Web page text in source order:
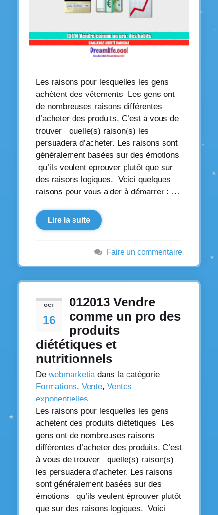
Les raisons pour lesquelles les gens
achètent des vêtements Les gens ont
de nombreuses raisons différentes
d’acheter des produits. C’est à vous de
trouver quelle(s) raison(s) les
persuadera d’acheter. Les raisons sont
généralement basées sur des émotions
qu’ils veulent éprouver plutôt que sur
des raisons logiques. Voici quelques
raisons pour vous aider à démarrer : …
Lire la suite
Faire un commentaire
OCT
16
012013 Vendre
comme un pro des
produits
diététiques et
nutritionnels
De webmarketiadans la catégorie
Formations, Vente, Ventes
exponentielles
Les raisons pour lesquelles les gens
achètent des produits diététiques Les
gens ont de nombreuses raisons
différentes d’acheter des produits. C’est
à vous de trouver quelle(s) raison(s)
les persuadera d’acheter. Les raisons
sont généralement basées sur des
émotions qu’ils veulent éprouver plutôt
que sur des raisons logiques. Voici